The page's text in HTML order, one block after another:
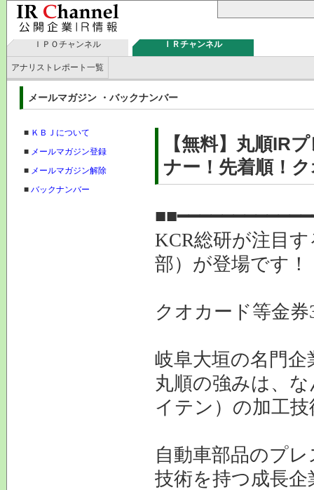
ＩＰＯチャンネル ＩＲチャンネル
アナリストレポート一覧
メールマガジン ・バックナンバー
■ ＫＢＪについて
■ メールマガジン登録
■ メールマガジン解除
■ バックナンバー
【無料】丸順IR
ナー！先着順！
KCR総研が注目
部）が登場です！
クオカード等金
岐阜大垣の名門
丸順の強みは、
イテン）の加工技
自動車部品のプ
技術を持つ成長企